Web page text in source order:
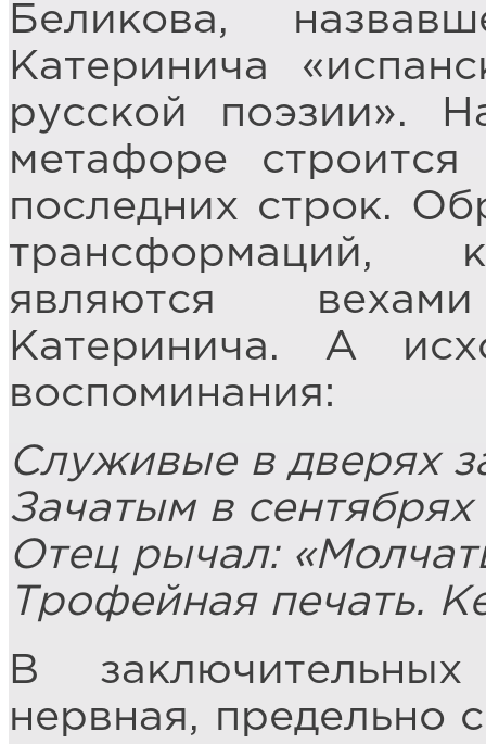
Беликова,
Катеринича
русской поэзии».
метафоре
последних строк.
трансформаций,
являются
Катеринича. А
воспоминания:
Служивые в дверях
Зачатым в
Отец рычал:
Трофейная печать.
В
нервная, предельно